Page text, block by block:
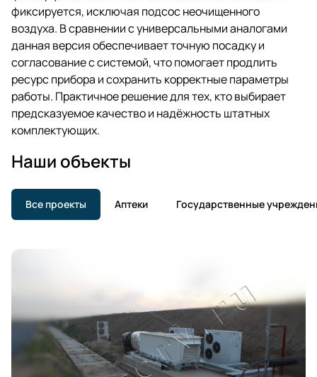
фиксируется, исключая подсос неочищенного
воздуха. В сравнении с универсальными аналогами
данная версия обеспечивает точную посадку и
согласование с системой, что помогает продлить
ресурс прибора и сохранить корректные параметры
работы. Практичное решение для тех, кто выбирает
предсказуемое качество и надёжность штатных
комплектующих.
Наши объекты
Все проекты Аптеки Государственные